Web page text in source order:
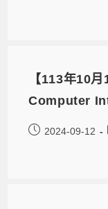
【113年10
Computer
2024-09-12